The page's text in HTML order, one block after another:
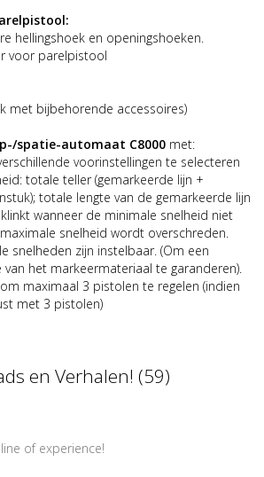
hellingshoek en openingshoeken.
voor parelpistool
met bijbehorende accessoires)
spatie-automaat C8000 met:
voorinstellingen te selecteren
totale teller (gemarkeerde lijn +
totale lengte van de gemarkeerde lijn
wanneer de minimale snelheid niet
snelheid wordt overschreden.
snelheden zijn instelbaar. (Om een
van het markeermateriaal te garanderen).
maximaal 3 pistolen te regelen (indien
met 3 pistolen)
en Verhalen! (59)
of experience!